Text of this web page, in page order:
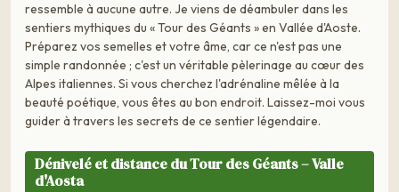
ressemble à aucune autre. Je viens de déambuler dans les
sentiers mythiques du « Tour des Géants » en Vallée d'Aoste.
Préparez vos semelles et votre âme, car ce n'est pas une
simple randonnée ; c'est un véritable pèlerinage au cœur des
Alpes italiennes. Si vous cherchez l'adrénaline mêlée à la
beauté poétique, vous êtes au bon endroit. Laissez-moi vous
guider à travers les secrets de ce sentier légendaire.
Dénivelé et distance du Tour des Géants – Valle
d'Aosta